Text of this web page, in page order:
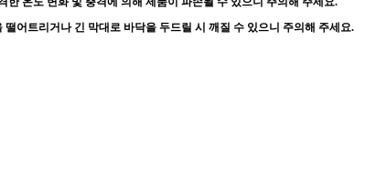
떨어트리거나 긴 막대로 바닥을 두드릴 시 깨질 수 있으니 주의해 주세요.